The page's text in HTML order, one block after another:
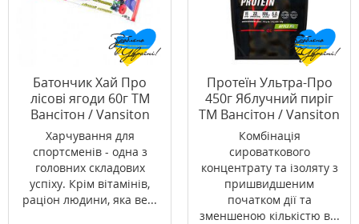
Батончик Хай Про
лісові ягоди 60г ТМ
Вансітон / Vansiton
Харчування для
спортсменів - одна з
головних складових
успіху. Крім вітамінів,
раціон людини, яка ве...
Протеїн Ультра-Про
450г Яблучний пиріг
ТМ Вансітон / Vansiton
Комбінація
сироваткового
концентрату та ізоляту з
пришвидшеним
початком дії та
зменшеною кількістю в...